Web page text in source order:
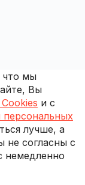
что мы
Вы
и с
лучше, а
не согласны с
немедленно